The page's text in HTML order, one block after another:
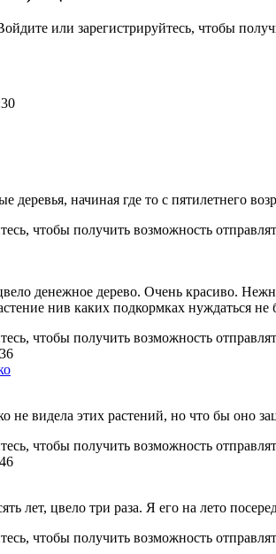
или зарегистрируйтесь, чтобы
деревья, начиная где то с пятилетнего
чтобы получить возможность
денежное дерево. Очень красиво.
нив каких подкормках нуждаться не
чтобы получить возможность
видела этих растений, но что бы оно
чтобы получить возможность
лет, цвело три раза. Я его на лето
чтобы получить возможность